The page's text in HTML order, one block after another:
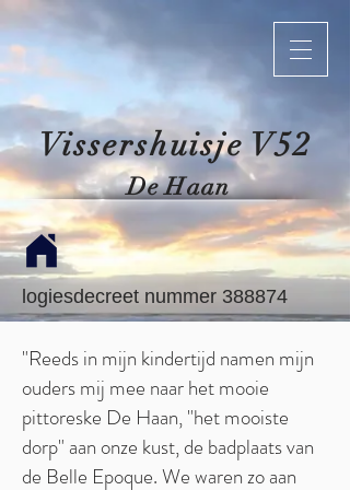
Vissershuisje V52
De Haan
logiesdecreet nummer 388874
"Reeds in mijn kindertijd namen mijn
ouders mij mee naar het mooie
pittoreske De Haan, "het mooiste
dorp" aan onze kust, de badplaats van
de Belle Epoque. We waren zo aan